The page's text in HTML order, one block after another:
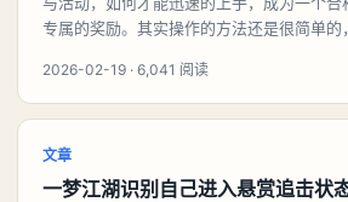
专属的奖励。其实操作的方法还是很简单的
2026-02-19 · 6,041 阅读
文章
一梦江湖识别自己进入悬赏追击状